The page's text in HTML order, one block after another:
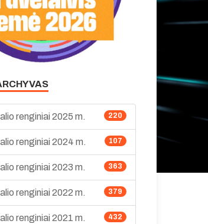
220
renginiai 2025 m.
107
renginiai 2024 m.
363
renginiai 2023 m.
379
renginiai 2022 m.
432
renginiai 2021 m.